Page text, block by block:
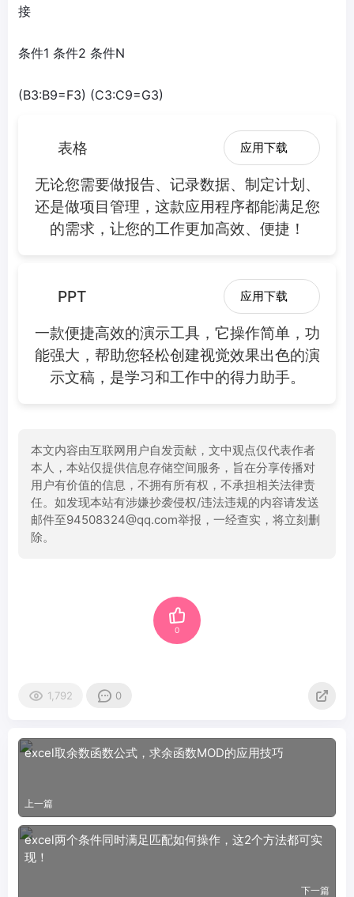
接
条件1 条件2 条件N
(B3:B9=F3) (C3:C9=G3)
表格 应用下载
无论您需要做报告、记录数据、制定计划、
还是做项目管理，这款应用程序都能满足您
的需求，让您的工作更加高效、便捷！
PPT 应用下载
一款便捷高效的演示工具，它操作简单，功
能强大，帮助您轻松创建视觉效果出色的演
示文稿，是学习和工作中的得力助手。
本文内容由互联网用户自发贡献，文中观点仅代表作者
本人，本站仅提供信息存储空间服务，旨在分享传播对
用户有价值的信息，不拥有所有权，不承担相关法律责
任。如发现本站有涉嫌抄袭侵权/违法违规的内容请发送
邮件至94508324@qq.com举报，一经查实，将立刻删
除。
0
1,792 0
excel取余数函数公式，求余函数MOD的应用技巧
上一篇
excel两个条件同时满足匹配如何操作，这2个方法都可实
现！
下一篇